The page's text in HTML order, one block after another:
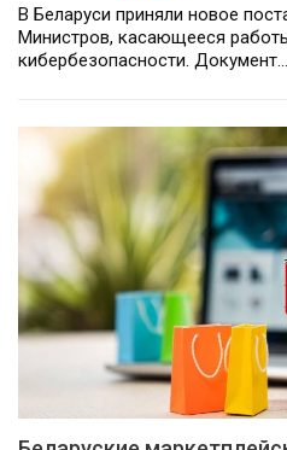
В Беларуси приняли новое
Министров, касающееся
кибербезопасности. Документ…